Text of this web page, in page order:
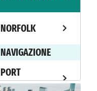
NORFOLK
NAVIGAZIONE
PORT
CANAVERAL